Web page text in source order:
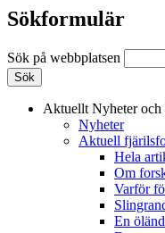
Sökformulär
Sök på webbplatsen
Aktuellt Nyheter och
Nyheter
Aktuell
Hela
Om
Varför
En